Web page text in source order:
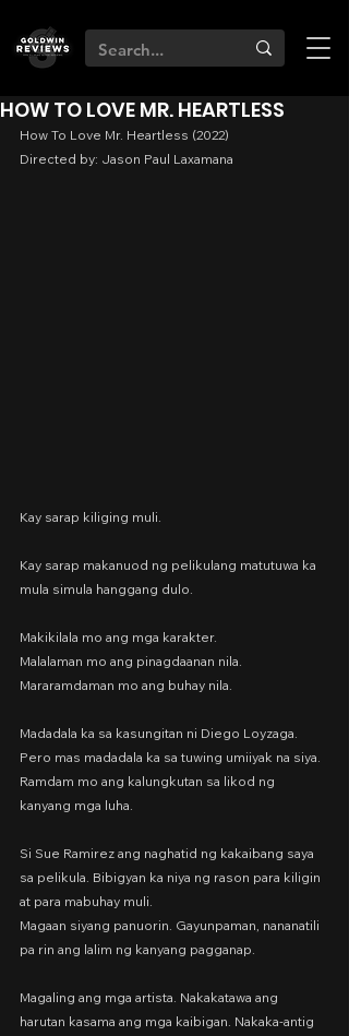
HOW TO LOVE MR. HEARTLESS
How To Love Mr. Heartless (2022)
Directed by: Jason Paul Laxamana
Kay sarap kiliging muli.
Kay sarap makanuod ng pelikulang matutuwa ka
mula simula hanggang dulo.
Makikilala mo ang mga karakter.
Malalaman mo ang pinagdaanan nila.
Mararamdaman mo ang buhay nila.
Madadala ka sa kasungitan ni Diego Loyzaga.
Pero mas madadala ka sa tuwing umiiyak na siya.
Ramdam mo ang kalungkutan sa likod ng
kanyang mga luha.
Si Sue Ramirez ang naghatid ng kakaibang saya
sa pelikula. Bibigyan ka niya ng rason para kiligin
at para mabuhay muli.
Magaan siyang panuorin. Gayunpaman, nananatili
pa rin ang lalim ng kanyang pagganap.
Magaling ang mga artista. Nakakatawa ang
harutan kasama ang mga kaibigan. Nakaka-antig